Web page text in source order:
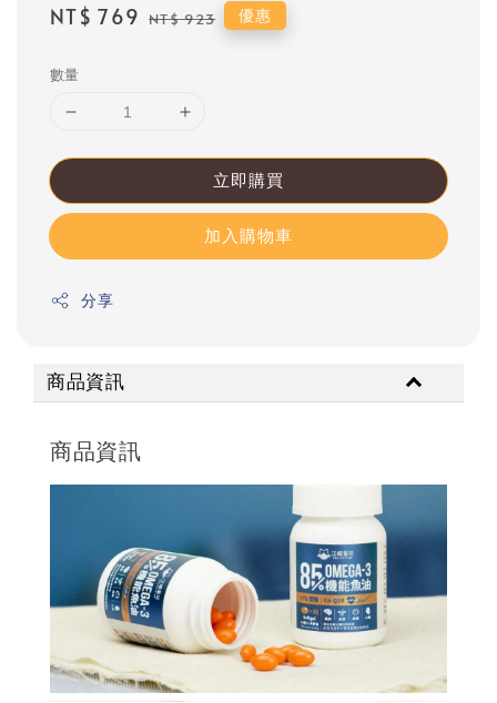
Sale
NT$ 769 Regular
NT$ 923 優惠
數量
立即購買
加入購物車
分享
商品資訊
商品資訊